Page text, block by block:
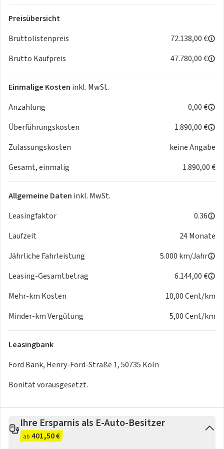
- Anti-Blockier-System (ABS)
- Russpartikelfilter
AUDIO & KOMMUNIKATION
- Bordcomputer
- Airbag Beifahrerseite
- Bodenbelag: Vinyl im Lade-/Fahrgastraum
- Handschuhfach abschliessbar
- USB-Schnittstelle
- Blinkleuchte in Aussenspiegel integriert
- Heckleuchten LED
RÄDER
TECHNIK & SICHERHEIT
- KeyFree-System
- Notrufsystem
EXTERIEUR
- Aussenspiegel in Wagenfarbe
- Heckflügeltüren
- Schiebetür Lade-/Fahrgastraum rechts
- Türgriffe aussen und Heckklappengriff in Wagenfarbe
- Zusatzheizung elektrisch
- Sport
Preisübersicht
Bruttolistenpreis
72.138,00 €
Brutto Kaufpreis
47.780,00 €
Einmalige Kosten inkl. MwSt.
Anzahlung
0,00 €
Überführungskosten
1.890,00 €
Zulassungskosten
keine Angabe
Gesamt, einmalig
1.890,00 €
Allgemeine Daten inkl. MwSt.
Leasingfaktor
0.36
Laufzeit
24 Monate
Jährliche Fahrleistung
5.000 km/Jahr
Leasing-Gesamtbetrag
6.144,00 €
Mehr-km Kosten
10,00 Cent/km
Minder-km Vergütung
5,00 Cent/km
Leasingbank
Ford Bank, Henry-Ford-Straße 1, 50735 Köln
Bonität vorausgesetzt.
Ihre Ersparnis als E-Auto-Besitzer
ab 401,50 €